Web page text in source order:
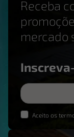
Receba
mercado
Aceito os